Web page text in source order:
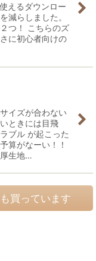
えるダウンロー
減らしました。
つ！ こちらのズ
に初心者向けの
イズが合わない
ときには目飛
ブル が起こった
算がなーい！！
生地…
買っています